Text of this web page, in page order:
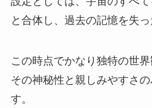
と合体し、過去の記憶を失っ
この時点でかなり独特の世
その神秘性と親しみやすさ
す。